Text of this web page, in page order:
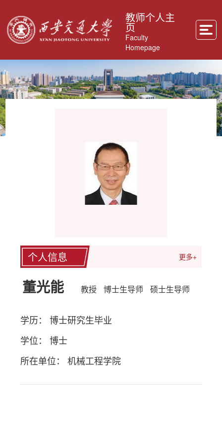
教师个人主
页
Faculty
Homepage
个人信息 更多+
董光能 教授 博士生导师 硕士生导师
学历： 博士研究生毕业
学位： 博士
所在单位： 机械工程学院